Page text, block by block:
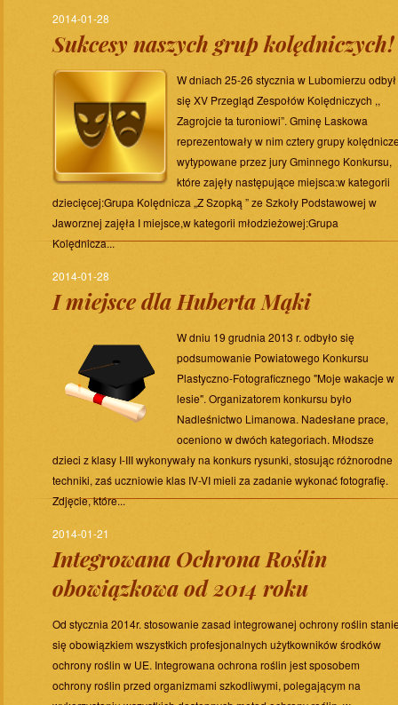
2014-01-28
Sukcesy naszych grup kolędniczych!
W dniach 25-26 stycznia w Lubomierzu odbył
się XV Przegląd Zespołów Kolędniczych ,,
Zagrojcie ta turoniowi”. Gminę Laskowa
reprezentowały w nim cztery grupy
wytypowane przez jury Gminnego Konkursu,
które zajęły następujące miejsca:w kategorii
dziecięcej:Grupa Kolędnicza „Z Szopką ” ze Szkoły Podstawowej w
Jaworznej zajęła I miejsce,w kategorii młodzieżowej:Grupa
Kolędnicza...
2014-01-28
I miejsce dla Huberta Mąki
W dniu 19 grudnia 2013 r. odbyło się
podsumowanie Powiatowego Konkursu
Plastyczno-Fotograficznego "Moje wakacje w
lesie". Organizatorem konkursu było
Nadleśnictwo Limanowa. Nadesłane prace,
oceniono w dwóch kategoriach. Młodsze
dzieci z klasy I-III wykonywały na konkurs rysunki, stosując różnorodne
techniki, zaś uczniowie klas IV-VI mieli za zadanie wykonać fotografię.
Zdjęcie, które...
2014-01-21
Integrowana Ochrona Roślin
obowiązkowa od 2014 roku
Od stycznia 2014r. stosowanie zasad integrowanej ochrony roślin
się obowiązkiem wszystkich profesjonalnych użytkowników środków
ochrony roślin w UE. Integrowana ochrona roślin jest sposobem
ochrony roślin przed organizmami szkodliwymi, polegającym na